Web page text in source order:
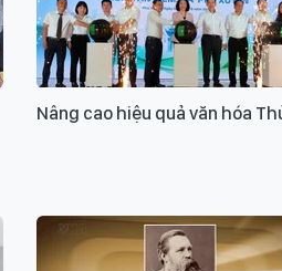
Nâng cao hiệu quả văn hóa